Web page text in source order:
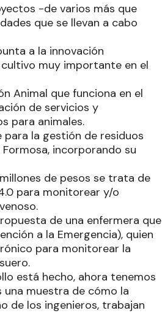
-de varios más que
que se llevan a cabo
a la innovación
muy importante en el
Animal que funciona en el
de servicios y
para animales.
la gestión de residuos
incorporando su
de pesos se trata de
para monitorear y/o
de una enfermera que
a la Emergencia), quien
para monitorear la
está hecho, ahora tenemos
una muestra de cómo la
de los ingenieros, trabajan